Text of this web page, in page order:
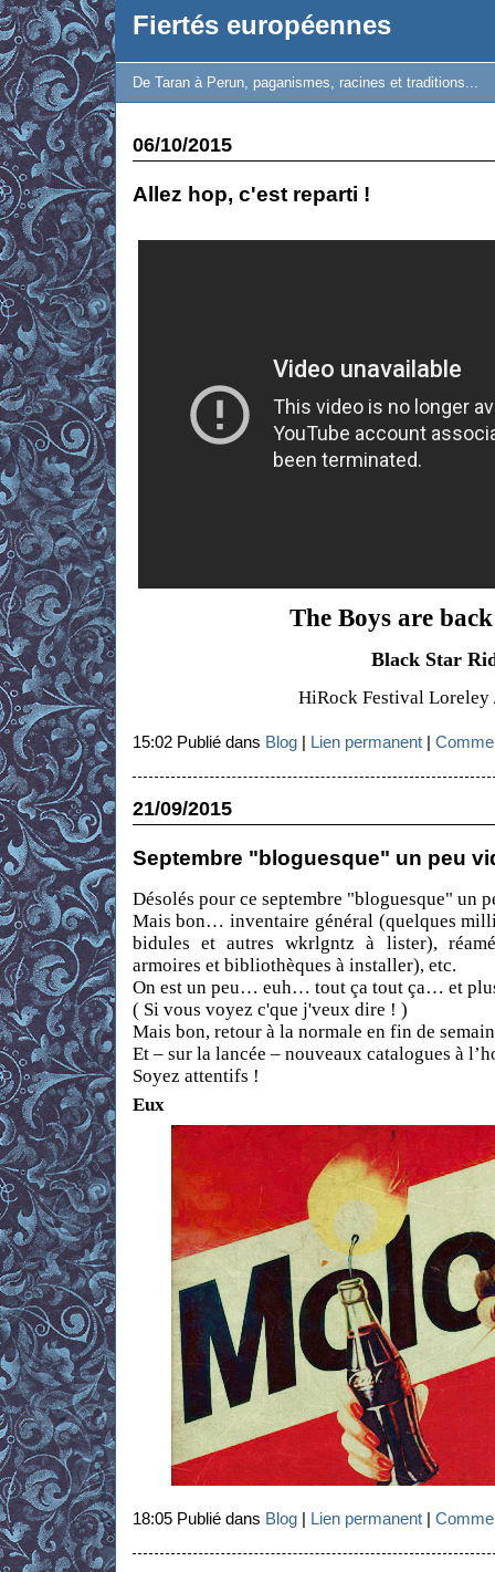
Fiertés européennes
De Taran à Perun, paganismes, racines et traditions...
06/10/2015
Allez hop, c'est reparti !
The Boys are
Black Star
HiRock Festival Loreley
15:02 Publié dans Blog| Lien permanent|
21/09/2015
Septembre "bloguesque" un peu
Désolés pour ce septembre "bloguesque" un
Mais bon… inventaire général (quelques
bidules et autres wkrlgntz à lister),
armoires et bibliothèques à installer), etc.
On est un peu… euh… tout ça tout ça… et
( Si vous voyez c'que j'veux dire ! )
Mais bon, retour à la normale en fin de
Et – sur la lancée – nouveaux catalogues à
Soyez attentifs !
Eux
18:05 Publié dans Blog| Lien permanent|